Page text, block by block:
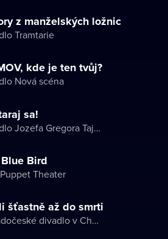
z manželských ložnic
Tramtarie
kde je ten tvůj?
Nová scéna
sa!
Divadlo Jozefa Gregora Tajovského
Bird
Theater
šťastně až do smrti
Západočeské divadlo v Chebu